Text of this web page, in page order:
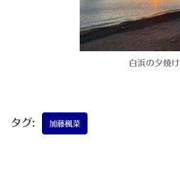
白浜の夕焼け
タグ: 加藤楓菜